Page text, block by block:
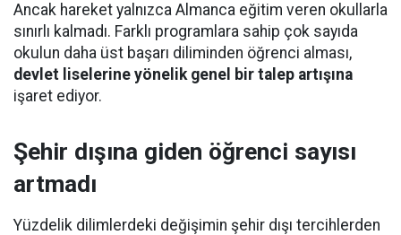
Ancak hareket yalnızca Almanca eğitim veren okullarla
sınırlı kalmadı. Farklı programlara sahip çok sayıda
okulun daha üst başarı diliminden öğrenci alması,
devlet liselerine yönelik genel bir talep artışına
işaret ediyor.
Şehir dışına giden öğrenci sayısı
artmadı
Yüzdelik dilimlerdeki değişimin şehir dışı tercihlerden